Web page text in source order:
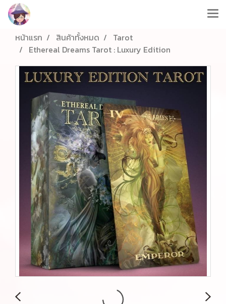
หน้าแรก สินค้าทั้งหมด
Tarot
Ethereal Dreams Tarot : Luxury Edition